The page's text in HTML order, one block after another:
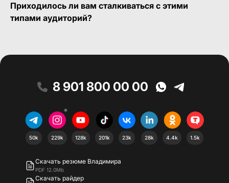
Приходилось ли вам сталкиваться с этими
типами аудиторий?
8 901 800 00 00
50k
*
229k 128k 201k 23k 28k 4.4k 1.5k
Скачать резюме Владимира
PDF 12.0Mb
Скачать райдер